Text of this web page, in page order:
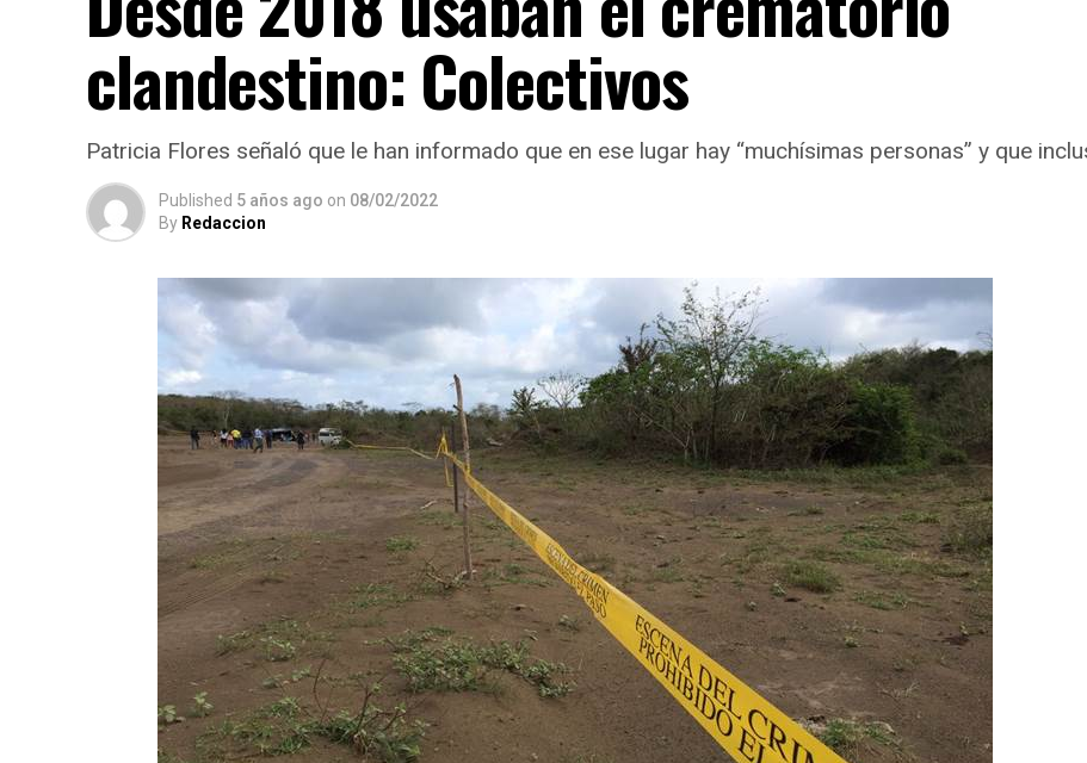
clandestino: Colectivos
Patricia Flores señaló que le han informado que en ese lugar hay “muchísimas personas” y que
Published 5 años ago on 08/02/2022
By Redaccion